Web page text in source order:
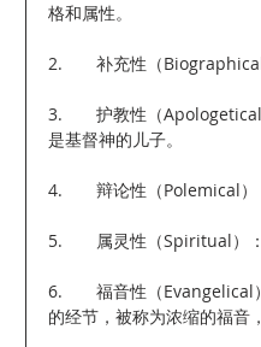
格和属性。
2.       补充性（
3.       护教性（
是基督神的儿子。
4.       辩论性（Polemical）
5.       属灵性（Spiritual）
6.       福音性（Evangelical
的经节，被称为浓缩的福音